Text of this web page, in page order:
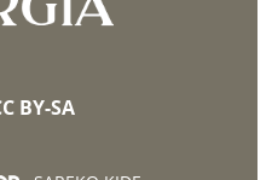
BY-SA